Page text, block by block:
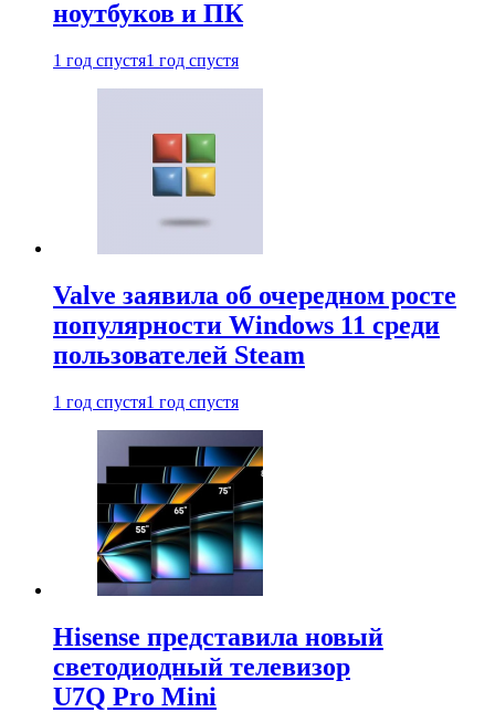
ноутбуков и ПК
1 год спустя1 год спустя
Valve заявила об очередном росте
популярности Windows 11 среди
пользователей Steam
1 год спустя1 год спустя
Hisense представила новый
светодиодный телевизор
U7Q Pro Mini